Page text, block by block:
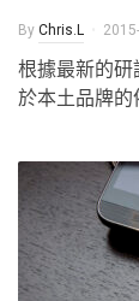
By Chris.L
根據最新的研
於本土品牌的